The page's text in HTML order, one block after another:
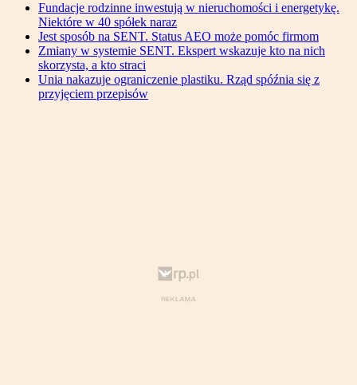
Fundacje rodzinne inwestują w nieruchomości i energetykę.
Niektóre w 40 spółek naraz
Jest sposób na SENT. Status AEO może pomóc firmom
Zmiany w systemie SENT. Ekspert wskazuje kto na nich
skorzysta, a kto straci
Unia nakazuje ograniczenie plastiku. Rząd spóźnia się z
przyjęciem przepisów